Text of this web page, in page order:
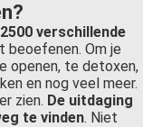
2500 verschillende
beoefenen. Om je
openen, te detoxen,
en nog veel meer.
zien. De uitdaging
te vinden. Niet